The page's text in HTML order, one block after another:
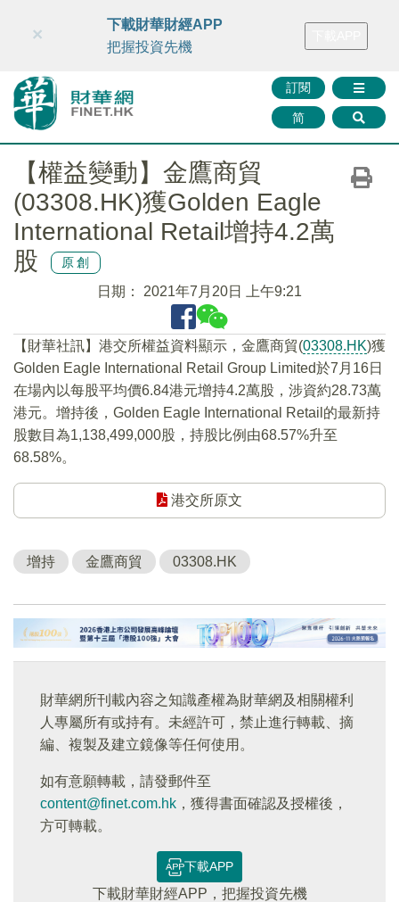
財華智庫網 FINTV FINMETA 財華證券 媒體矩陣
訂閱
简
×
下載財華財經APP
把握投資先機
【權益變動】金鷹商貿
(03308.HK)獲Golden Eagle
International Retail增持4.2萬
股
原創
日期： 2021年7月20日 上午9:21
【財華社訊】港交所權益資料顯示，金鷹商貿(03308.HK)獲
Golden Eagle International Retail Group Limited於7月16日
在場內以每股平均價6.84港元增持4.2萬股，涉資約28.73萬
港元。增持後，Golden Eagle International Retail的最新持
股數目為1,138,499,000股，持股比例由68.57%升至
68.58%。
港交所原文
增持 金鷹商貿 03308.HK
財華網所刊載內容之知識產權為財華網及相關權利
人專屬所有或持有。未經許可，禁止進行轉載、摘
編、複製及建立鏡像等任何使用。
如有意願轉載，請發郵件至
content@finet.com.hk ，獲得書面確認及授權後，
方可轉載。
下載APP
下載財華財經APP，把握投資先機